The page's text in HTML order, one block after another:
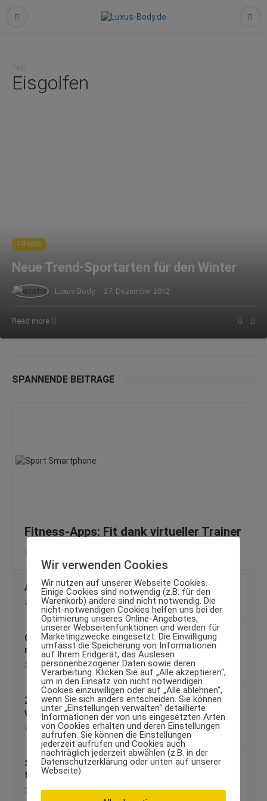
TAG
Eisgolfen
FITNESS
Neue Trend-Sportarten für den Winter
Luxus Body · 27. Dezember 2012
Read more
SPANNENDE BEITRÄGE
Fitness-Apps: Fit dank virtueller Trainer
30. November 2012
Achtung Zuckerfalle
24. September 2009
Gehirnerschütterung Symptome und was Du als
nächstes tun solltest
28. Mai 2019
Zuckerbombe Frühstücksflocken: Foodwatch
warnt Verbraucher
21. September 2012
Schnell wie ein Pfeil fit werden – das Rennrad
für die Kondition
3. April 2014
Wir verwenden Cookies
Wir nutzen auf unserer Webseite Cookies.
Einige Cookies sind notwendig (z.B. für den
Warenkorb) andere sind nicht notwendig. Die
nicht-notwendigen Cookies helfen uns bei der
Optimierung unseres Online-Angebotes,
unserer Webseitenfunktionen und werden für
Marketingzwecke eingesetzt. Die Einwilligung
umfasst die Speicherung von Informationen
auf Ihrem Endgerät, das Auslesen
personenbezogener Daten sowie deren
Verarbeitung. Klicken Sie auf „Alle akzeptieren“,
um in den Einsatz von nicht notwendigen
Cookies einzuwilligen oder auf „Alle ablehnen“,
wenn Sie sich anders entscheiden. Sie können
unter „Einstellungen verwalten“ detaillierte
Informationen der von uns eingesetzten Arten
von Cookies erhalten und deren Einstellungen
aufrufen. Sie können die Einstellungen
jederzeit aufrufen und Cookies auch
nachträglich jederzeit abwählen (z.B. in der
Datenschutzerklärung oder unten auf unserer
Webseite).